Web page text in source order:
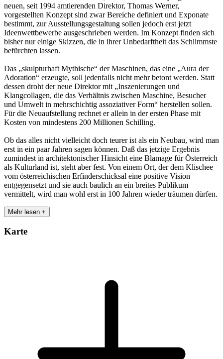
neuen, seit 1994 amtierenden Direktor, Thomas Werner,
vorgestellten Konzept sind zwar Bereiche definiert und Exponate
bestimmt, zur Ausstellungsgestaltung sollen jedoch erst jetzt
Ideenwettbewerbe ausgeschrieben werden. Im Konzept finden sich
bisher nur einige Skizzen, die in ihrer Unbedarftheit das Schlimmste
befürchten lassen.
Das „skulpturhaft Mythische“ der Maschinen, das eine „Aura der
Adoration“ erzeugte, soll jedenfalls nicht mehr betont werden. Statt
dessen droht der neue Direktor mit „Inszenierungen und
Klangcollagen, die das Verhältnis zwischen Maschine, Besucher
und Umwelt in mehrschichtig assoziativer Form“ herstellen sollen.
Für die Neuaufstellung rechnet er allein in der ersten Phase mit
Kosten von mindestens 200 Millionen Schilling.
Ob das alles nicht vielleicht doch teurer ist als ein Neubau, wird man
erst in ein paar Jahren sagen können. Daß das jetzige Ergebnis
zumindest in architektonischer Hinsicht eine Blamage für Österreich
als Kulturland ist, steht aber fest. Von einem Ort, der dem Klischee
vom österreichischen Erfinderschicksal eine positive Vision
entgegensetzt und sie auch baulich an ein breites Publikum
vermittelt, wird man wohl erst in 100 Jahren wieder träumen dürfen.
Mehr lesen +
Karte